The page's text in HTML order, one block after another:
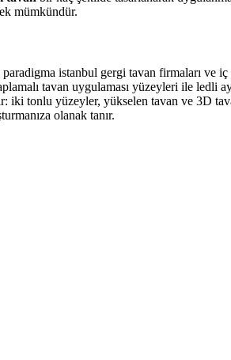
mümkündür.
istanbul gergi tavan firmaları ve
tavan uygulaması yüzeyleri ile ledli
iki tonlu yüzeyler, yükselen tavan ve 3D
olanak tanır.